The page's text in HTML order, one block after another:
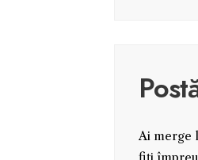
Ai merge
fiți